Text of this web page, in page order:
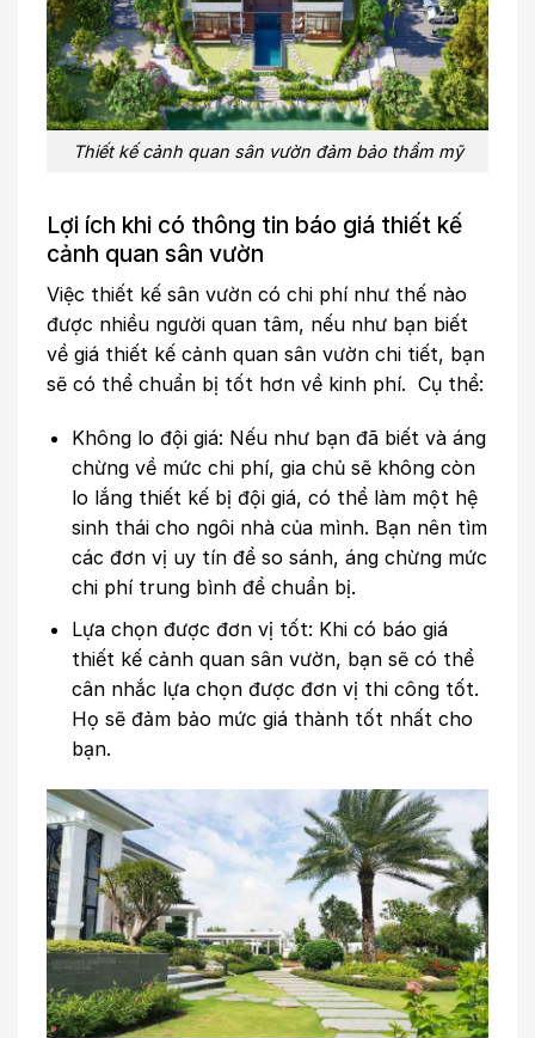
Thiết kế cảnh quan sân vườn đảm bảo thẩm mỹ
Lợi ích khi có thông tin báo giá thiết kế
cảnh quan sân vườn
Việc thiết kế sân vườn có chi phí như thế nào
được nhiều người quan tâm, nếu như bạn biết
về giá thiết kế cảnh quan sân vườn chi tiết, bạn
sẽ có thể chuẩn bị tốt hơn về kinh phí. Cụ thể:
Không lo đội giá: Nếu như bạn đã biết và áng
chừng về mức chi phí, gia chủ sẽ không còn
lo lắng thiết kế bị đội giá, có thể làm một hệ
sinh thái cho ngôi nhà của mình. Bạn nên tìm
các đơn vị uy tín để so sánh, áng chừng mức
chi phí trung bình để chuẩn bị.
Lựa chọn được đơn vị tốt: Khi có báo giá
thiết kế cảnh quan sân vườn, bạn sẽ có thể
cân nhắc lựa chọn được đơn vị thi công tốt.
Họ sẽ đảm bảo mức giá thành tốt nhất cho
bạn.